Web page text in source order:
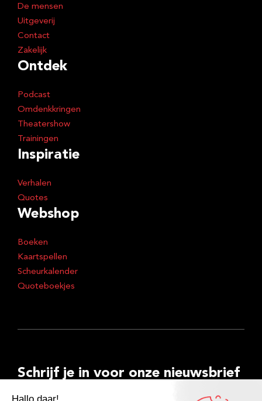
De mensen
Uitgeverij
Contact
Zakelijk
Ontdek
Podcast
Omdenkkringen
Theatershow
Trainingen
Inspiratie
Verhalen
Quotes
Webshop
Boeken
Kaartspellen
Scheurkalender
Quoteboekjes
Schrijf je in voor onze nieuwsbrief